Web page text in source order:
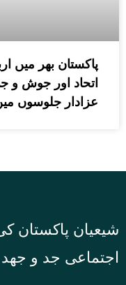
اتحاد اور جوش و
عزادار جلوسوں
شیعیان پاکستان
اجتماعی جد و جهد